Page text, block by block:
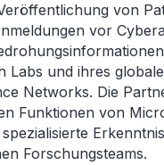
von
vor
Labs und ihres
Networks. Die
Funktionen von
Forschungsteams.